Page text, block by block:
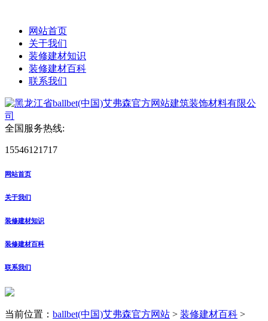
网站首页
关于我们
装修建材知识
装修建材百科
联系我们
全国服务热线:
15546121717
网站首页
关于我们
装修建材知识
装修建材百科
联系我们
当前位置： ballbet(中国)艾弗森官方网站 > 装修建材百科 >